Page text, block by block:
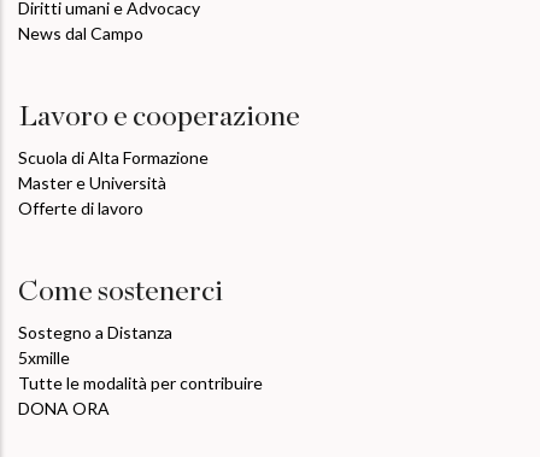
Diritti umani e Advocacy
News dal Campo
Lavoro e cooperazione
Scuola di Alta Formazione
Master e Università
Offerte di lavoro
Come sostenerci
Sostegno a Distanza
5xmille
Tutte le modalità per contribuire
DONA ORA